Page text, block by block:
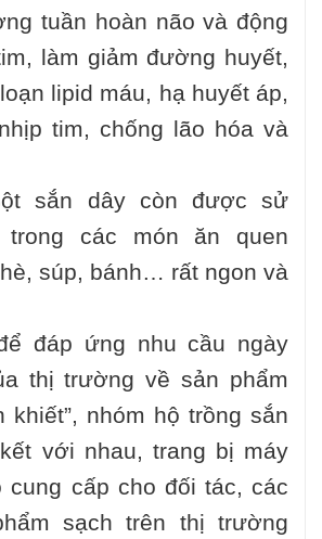
tuần hoàn não và động
làm giảm đường huyết,
lipid máu, hạ huyết áp,
tim, chống lão hóa và
sắn dây còn được sử
trong các món ăn quen
súp, bánh… rất ngon và
đáp ứng nhu cầu ngày
thị trường về sản phẩm
khiết”, nhóm hộ trồng sắn
với nhau, trang bị máy
cung cấp cho đối tác, các
sạch trên thị trường